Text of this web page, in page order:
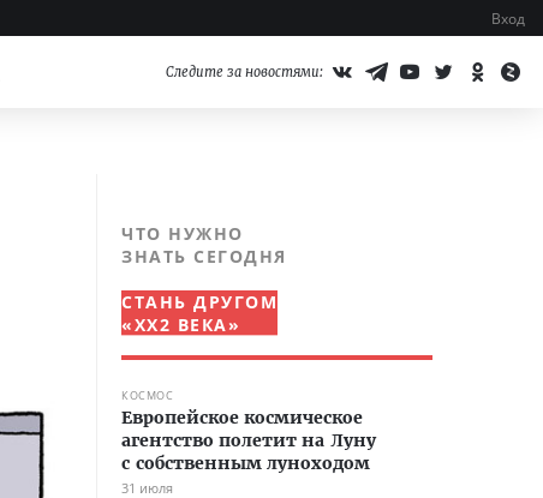
Вход
Следите за новостями:
ЧТО НУЖНО
ЗНАТЬ СЕГОДНЯ
СТАНЬ ДРУГОМ
«XX2 ВЕКА»
КОСМОС
Европейское космическое
агентство полетит на Луну
с собственным луноходом
31 июля